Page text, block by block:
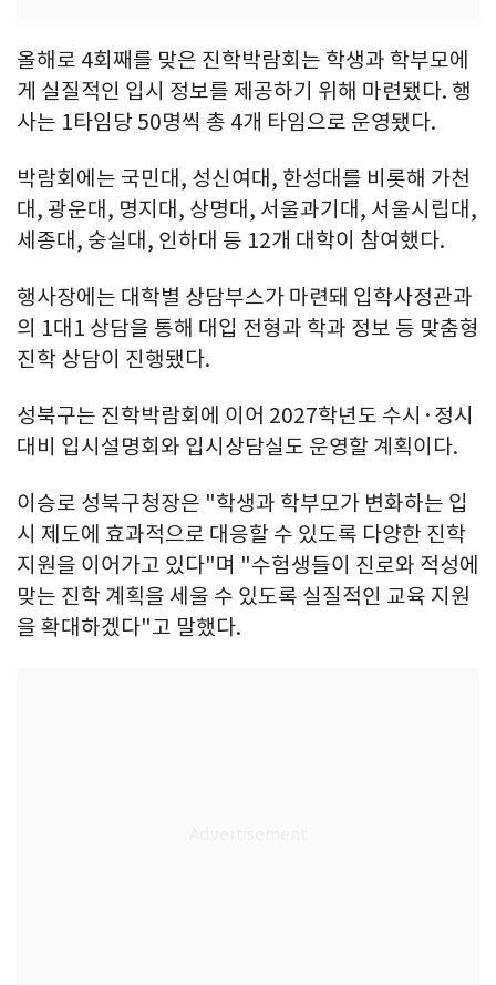
올해로 4회째를 맞은 진학박람회는 학생과 학부모에
게 실질적인 입시 정보를 제공하기 위해 마련됐다. 행
사는 1타임당 50명씩 총 4개 타임으로 운영됐다.
박람회에는 국민대, 성신여대, 한성대를 비롯해 가천
대, 광운대, 명지대, 상명대, 서울과기대, 서울시립대,
세종대, 숭실대, 인하대 등 12개 대학이 참여했다.
행사장에는 대학별 상담부스가 마련돼 입학사정관과
의 1대1 상담을 통해 대입 전형과 학과 정보 등 맞춤형
진학 상담이 진행됐다.
성북구는 진학박람회에 이어 2027학년도 수시·정시
대비 입시설명회와 입시상담실도 운영할 계획이다.
이승로 성북구청장은 "학생과 학부모가 변화하는 입
시 제도에 효과적으로 대응할 수 있도록 다양한 진학
지원을 이어가고 있다"며 "수험생들이 진로와 적성에
맞는 진학 계획을 세울 수 있도록 실질적인 교육 지원
을 확대하겠다"고 말했다.